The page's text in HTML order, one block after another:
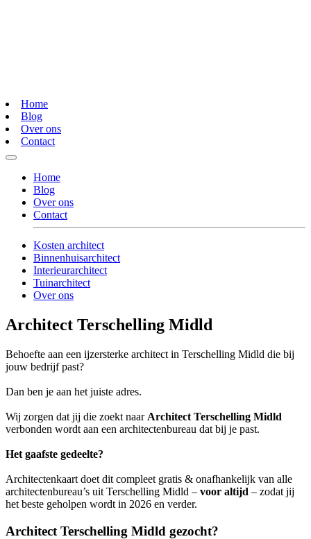
Home
Blog
Over ons
Contact
Home
Blog
Over ons
Contact
Kosten architect
Binnenhuisarchitect
Interieurarchitect
Tuinarchitect
Over ons
Architect Terschelling Midld
Behoefte aan een ijzersterke architect in Terschelling Midld die bij
jouw bedrijf past?
Dan ben je aan het juiste adres.
Wij zorgen dat jij die zoekt naar Architect Terschelling Midld
verbonden wordt aan een architectenbureau dat bij je past.
Het gaafste gedeelte?
Architectenkaart doet dit compleet gratis & onafhankelijk van alle
architectenbureau’s uit Terschelling Midld – voor altijd – zodat jij
het beste geholpen wordt in 2026 en verder.
Architect Terschelling Midld gezocht?